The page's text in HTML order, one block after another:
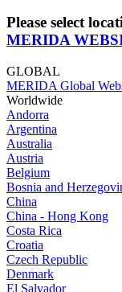
Please select
MERIDA
GLOBAL
MERIDA Global
Worldwide
Andorra
Argentina
Australia
Austria
Belgium
Bosnia and
China
China - Hong Kong
Costa Rica
Croatia
Czech Republic
Denmark
El Salvador